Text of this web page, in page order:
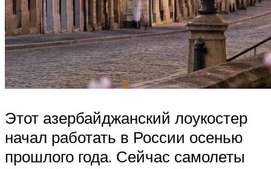
Этот азербайджанский лоукостер
начал работать в России осенью
прошлого года. Сейчас самолеты